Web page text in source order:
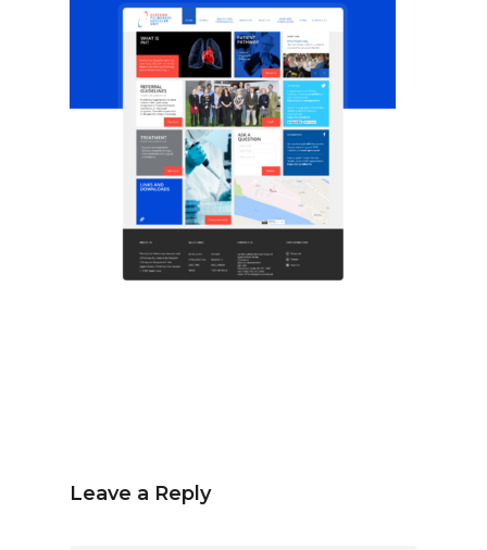
Leave a Reply
Español
hola@mrbranding.co
+57 313 4561167
Términos y Condiciones